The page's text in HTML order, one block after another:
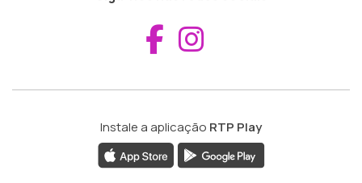
Aceder ao
Instale a aplicação RTP Play